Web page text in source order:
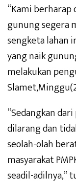
“Kami
gunung segera
sengketa lahan
yang naik
melakukan
“Sedangkan
dilarang dan
seolah-olah
masyarakat
seadil-adilnya,”